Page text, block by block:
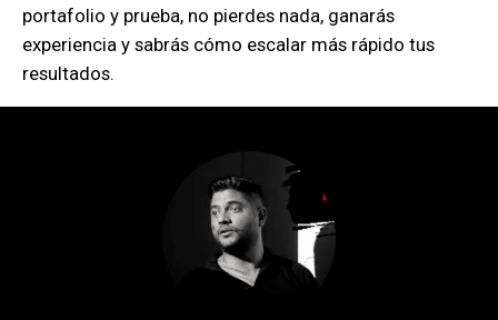
portafolio y prueba, no pierdes nada, ganarás
experiencia y sabrás cómo escalar más rápido tus
resultados.